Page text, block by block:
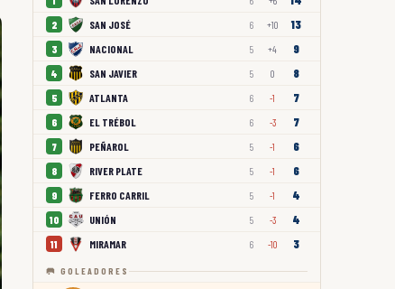
2 SAN JOSÉ 6 +10 13
3 NACIONAL 5 +4 9
4 SAN JAVIER 5 0 8
5 ATLANTA 6 -1 7
6 EL TRÉBOL 6 -3 7
7 PEÑAROL 5 -1 6
8 RIVER PLATE 5 -1 6
9 FERRO CARRIL 5 -1 4
10 UNIÓN 5 -3 4
11 MIRAMAR 6 -10 3
🥅 GOLEADORES